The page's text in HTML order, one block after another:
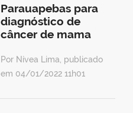
Parauapebas para
diagnóstico de
câncer de mama
Por Nívea Lima, publicado
em 04/01/2022 11h01